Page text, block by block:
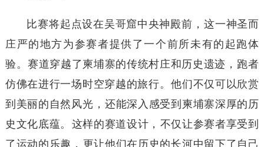
比赛‌将起点设在吴哥窟中央神殿前，‌这一神圣而
庄严的地方为参赛者提供了一个前所未有的起跑体
验。‌赛道穿越了柬埔寨的传统村庄和历史遗迹，‌跑者
仿佛在进行一场时空穿越的旅行。‌他们不仅可以欣赏
到美丽的自然风光，‌还能深入感受到柬埔寨深厚的历
史文化底蕴。‌这样的赛道设计，‌不仅让参赛者享受到
了运动的乐趣，‌更让他们在历史的长河中留下了自己